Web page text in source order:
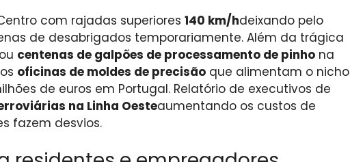
com rajadas superiores 140 km/hdeixando pelo
de desabrigados temporariamente. Além da trágica
centenas de galpões de processamento de pinho na
oficinas de moldes de precisão que alimentam o nicho
de euros em Portugal. Relatório de executivos de
na Linha Oesteaumentando os custos de
fazem desvios.